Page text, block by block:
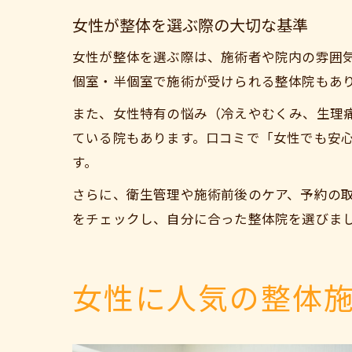
女性が整体を選ぶ際の大切な基準
女性が整体を選ぶ際は、施術者や院内の雰囲
個室・半個室で施術が受けられる整体院もあ
また、女性特有の悩み（冷えやむくみ、生
ている院もあります。口コミで「女性でも安
す。
さらに、衛生管理や施術前後のケア、予約の
をチェックし、自分に合った整体院を選びま
女性に人気の整体